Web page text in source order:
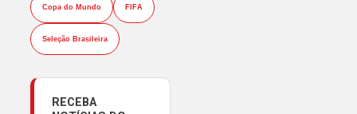
Copa do Mundo FIFA
Seleção Brasileira
RECEBA